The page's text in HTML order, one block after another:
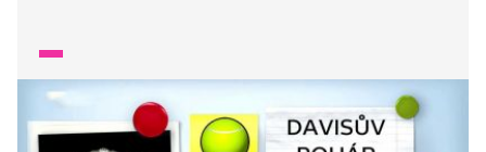
splňovat přesně dané parametry. Podívejte se, jak se
vyrábí.